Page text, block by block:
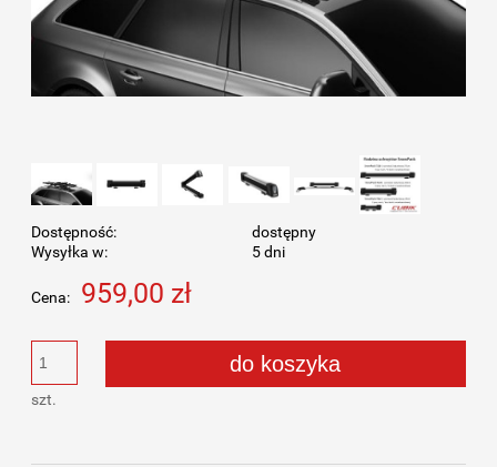
Dostępność:
dostępny
Wysyłka w:
5 dni
Cena: 959,00 zł
szt.
do koszyka